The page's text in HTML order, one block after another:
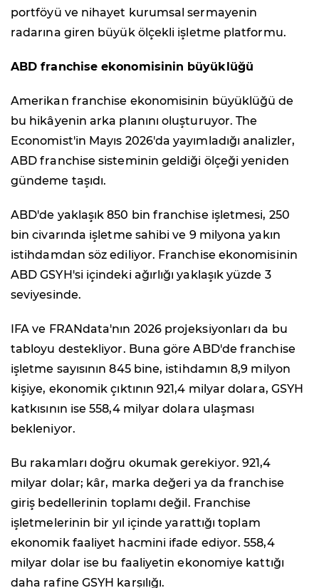
portföyü ve nihayet kurumsal sermayenin
radarına giren büyük ölçekli işletme platformu.
ABD franchise ekonomisinin büyüklüğü
Amerikan franchise ekonomisinin büyüklüğü de
bu hikâyenin arka planını oluşturuyor. The
Economist'in Mayıs 2026'da yayımladığı analizler,
ABD franchise sisteminin geldiği ölçeği yeniden
gündeme taşıdı.
ABD'de yaklaşık 850 bin franchise işletmesi, 250
bin civarında işletme sahibi ve 9 milyona yakın
istihdamdan söz ediliyor. Franchise ekonomisinin
ABD GSYH'si içindeki ağırlığı yaklaşık yüzde 3
seviyesinde.
IFA ve FRANdata'nın 2026 projeksiyonları da bu
tabloyu destekliyor. Buna göre ABD'de franchise
işletme sayısının 845 bine, istihdamın 8,9 milyon
kişiye, ekonomik çıktının 921,4 milyar dolara, GSYH
katkısının ise 558,4 milyar dolara ulaşması
bekleniyor.
Bu rakamları doğru okumak gerekiyor. 921,4
milyar dolar; kâr, marka değeri ya da franchise
giriş bedellerinin toplamı değil. Franchise
işletmelerinin bir yıl içinde yarattığı toplam
ekonomik faaliyet hacmini ifade ediyor. 558,4
milyar dolar ise bu faaliyetin ekonomiye kattığı
daha rafine GSYH karşılığı.